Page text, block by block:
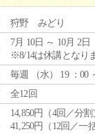
狩野 みどり
7月 10日 ～ 10月 2日
※8/14は休講となり
毎週 （水） 19 ：00
全12回
14,850円（4回／分
41,250円（12回／